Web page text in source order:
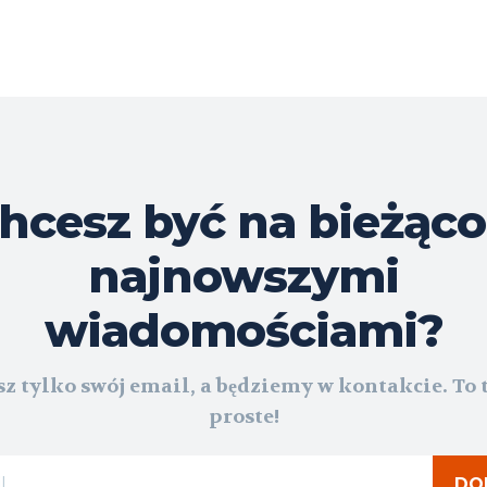
być na
najnowszymi
wiadomościami?
tylko swój email, a będziemy w kontakcie. To
proste!